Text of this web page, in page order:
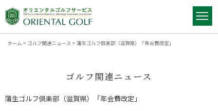
ホーム > ゴルフ関連ニュース > 蒲生ゴルフ倶楽部（滋賀県）「年会費改定」
ゴルフ関連ニュース
蒲生ゴルフ倶楽部（滋賀県）「年会費改定」